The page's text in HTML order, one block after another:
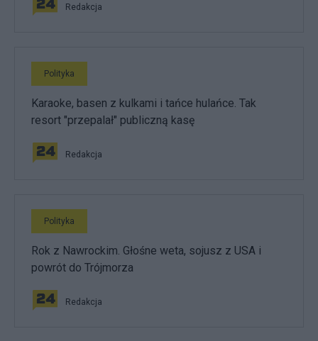
Redakcja
Polityka
Karaoke, basen z kulkami i tańce hulańce. Tak
resort "przepalał" publiczną kasę
Redakcja
Polityka
Rok z Nawrockim. Głośne weta, sojusz z USA i
powrót do Trójmorza
Redakcja